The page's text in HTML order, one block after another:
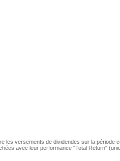
les versements de dividendes sur la période
avec leur performance "Total Return"